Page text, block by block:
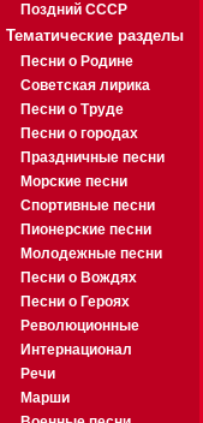
Поздний СССР
Тематические разделы
Песни о Родине
Советская лирика
Песни о Труде
Песни о городах
Праздничные песни
Морские песни
Спортивные песни
Пионерские песни
Молодежные песни
Песни о Вождях
Песни о Героях
Революционные
Интернационал
Речи
Марши